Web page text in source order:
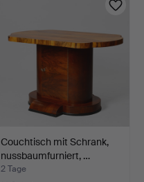
Couchtisch mit Schrank,
nussbaumfurniert, …
2 Tage